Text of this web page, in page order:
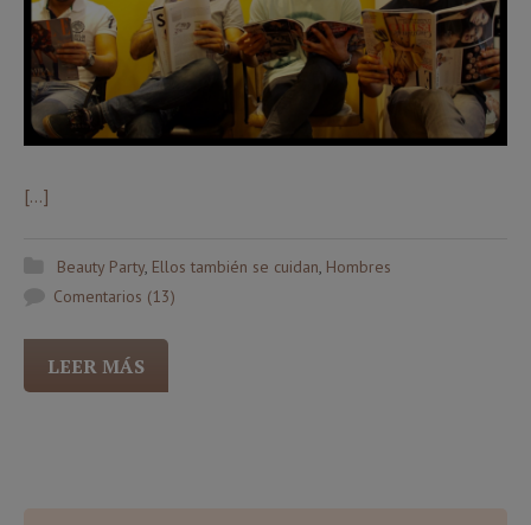
[…]
Beauty Party, Ellos también se cuidan, Hombres
Comentarios (13)
LEER MÁS